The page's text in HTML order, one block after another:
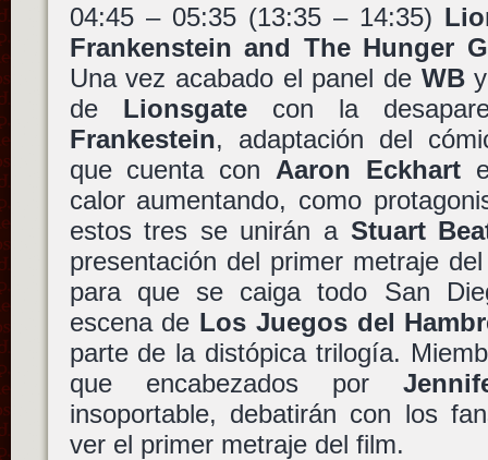
04:45 – 05:35 (13:35 – 14:35)
Frankenstein and The Hunger
Una vez acabado el panel de WB
de Lionsgatecon la
Frankestein, adaptación del
que cuenta con Aaron Eckhart
calor aumentando, como
estos tres se unirán a Stuart
presentación del primer metraje
para que se caiga todo San
escena de Los Juegos del
parte de la distópica trilogía.
que encabezados por
insoportable, debatirán con los
ver el primer metraje del film.